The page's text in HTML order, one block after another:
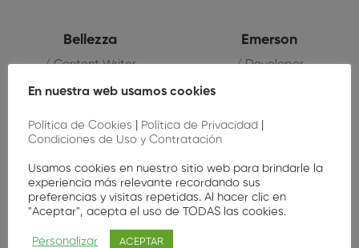
Bellezza
/ Content Writer
Emerson
/ Developer
Regístrese en línea, consiga su entrada y reúnase
especialistas en la materia para compartir sus
ideas.
En nuestra web usamos cookies
Política de Cookies Política de Privacidad
Condiciones de Uso y Contratación
Usamos cookies en nuestro sitio web para brindarle la
experiencia más relevante recordando sus
preferencias y visitas repetidas. Al hacer clic en
"Aceptar", acepta el uso de TODAS las cookies.
Personalizar ACEPTAR